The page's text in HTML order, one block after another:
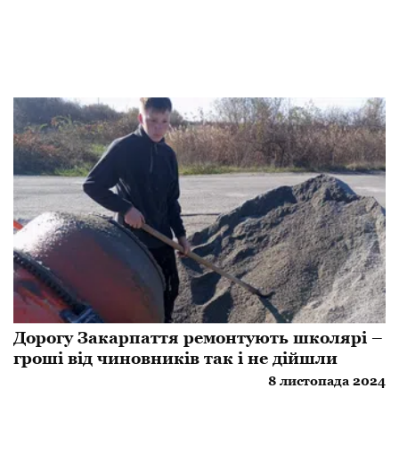
Дорогу Закарпаття ремонтують школярі –
гроші від чиновників так і не дійшли
8 листопада 2024